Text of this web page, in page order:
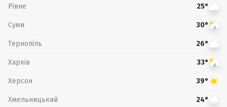
Рівне 25°
Суми 30°
Тернопіль 26°
Харків 33°
Херсон 39°
Хмельницький 24°